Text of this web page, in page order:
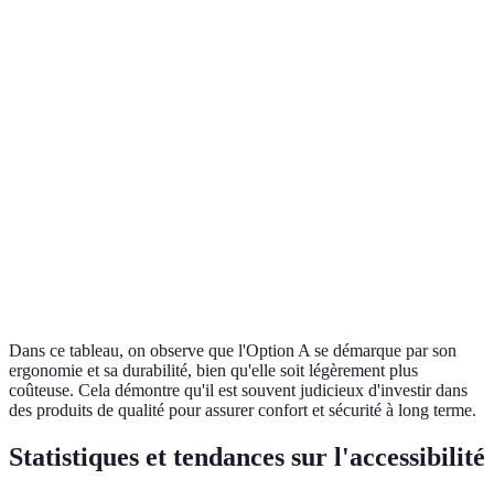
Dans ce tableau, on observe que l'Option A se démarque par son
ergonomie et sa durabilité, bien qu'elle soit légèrement plus
coûteuse. Cela démontre qu'il est souvent judicieux d'investir dans
des produits de qualité pour assurer confort et sécurité à long terme.
Statistiques et tendances sur l'accessibilité